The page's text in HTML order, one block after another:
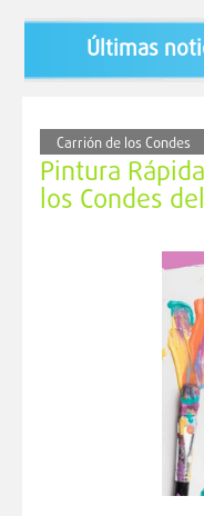
Últimas
Carrión de los Condes
Pintura
los Condes